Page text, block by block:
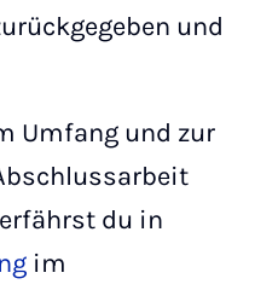
und
Umfang und zur
du in
im